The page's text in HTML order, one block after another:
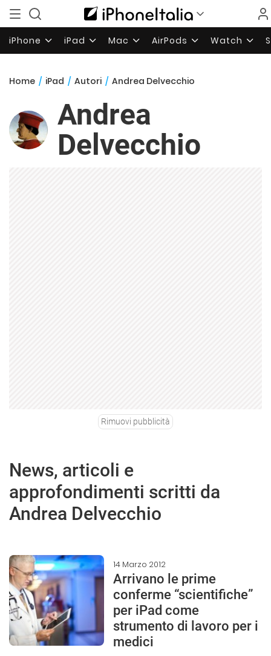
iPhone iPad Mac AirPods Watch
Home / iPad / Autori / Andrea Delvecchio
Andrea
Delvecchio
Rimuovi pubblicità
News, articoli e
approfondimenti scritti da
Andrea Delvecchio
14 Marzo 2012
Arrivano le prime
conferme “scientifiche”
per iPad come
strumento di lavoro per i
medici